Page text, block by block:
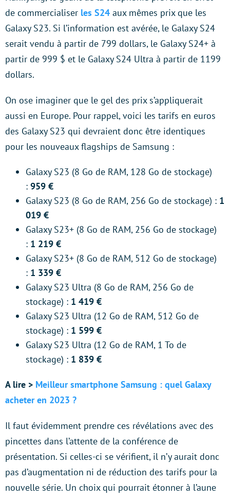
de commercialiser les S24 aux mêmes prix que les
Galaxy S23. Si l’information est avérée, le Galaxy S24
serait vendu à partir de 799 dollars, le Galaxy S24+ à
partir de 999 $ et le Galaxy S24 Ultra à partir de 1199
dollars.
On ose imaginer que le gel des prix s’appliquerait
aussi en Europe. Pour rappel, voici les tarifs en euros
des Galaxy S23 qui devraient donc être identiques
pour les nouveaux flagships de Samsung :
Galaxy S23 (8 Go de RAM, 128 Go de stockage)
: 959 €
Galaxy S23 (8 Go de RAM, 256 Go de stockage) : 1
019 €
Galaxy S23+ (8 Go de RAM, 256 Go de stockage)
: 1 219 €
Galaxy S23+ (8 Go de RAM, 512 Go de stockage)
: 1 339 €
Galaxy S23 Ultra (8 Go de RAM, 256 Go de
stockage) : 1 419 €
Galaxy S23 Ultra (12 Go de RAM, 512 Go de
stockage) : 1 599 €
Galaxy S23 Ultra (12 Go de RAM, 1 To de
stockage) : 1 839 €
A lire > Meilleur smartphone Samsung : quel Galaxy
acheter en 2023 ?
Il faut évidemment prendre ces révélations avec des
pincettes dans l’attente de la conférence de
présentation. Si celles-ci se vérifient, il n’y aurait donc
pas d’augmentation ni de réduction des tarifs pour la
nouvelle série. Un choix qui pourrait étonner à l’aune